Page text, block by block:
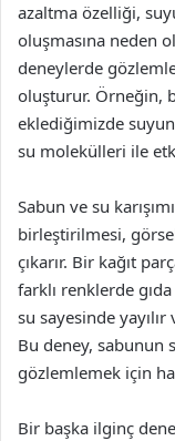
azaltma özelliği,
oluşmasına neden
deneylerde
oluşturur. Örneğin,
eklediğimizde
su molekülleri ile
Sabun ve su
birleştirilmesi,
çıkarır. Bir kağıt
farklı renklerde
su sayesinde
Bu deney, sabunun
gözlemlemek için
Bir başka ilginç